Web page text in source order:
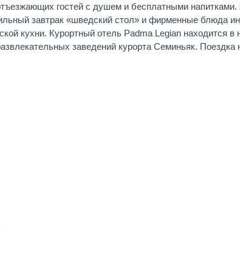
гостей с душем и бесплатными
завтрак «шведский стол» и фирменные блюда
кухни. Курортный отель Padma Legian находится в
заведений курорта Семиньяк.